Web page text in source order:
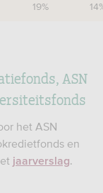
19%
ASN
het ASN
en
jaarverslag.